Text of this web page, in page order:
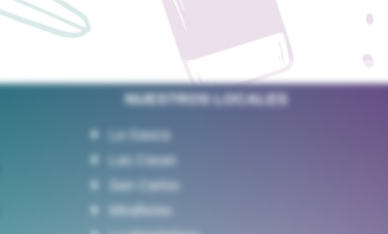
NUESTROS LOCALES
La Gasca
Las Casas
San Carlos
Miraflores